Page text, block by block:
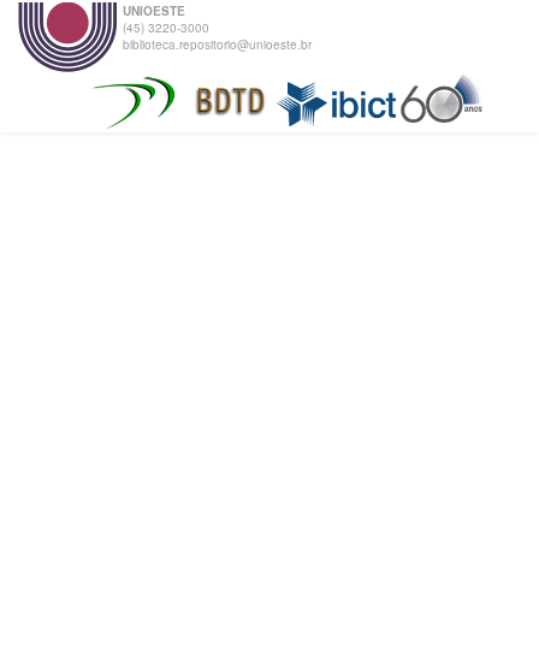
UNIOESTE
(45) 3220-3000
biblioteca.repositorio@unioeste.br